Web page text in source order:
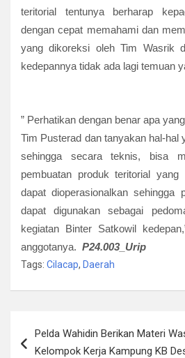
teritorial tentunya berharap
dengan cepat memahami dan
yang dikoreksi oleh Tim Wasrik
kedepannya tidak ada lagi temuan
” Perhatikan dengan benar apa
Tim Pusterad dan tanyakan hal-hal
sehingga secara teknis, bisa
pembuatan produk teritorial
dapat dioperasionalkan sehingga
dapat digunakan sebagai
kegiatan Binter Satkowil
anggotanya. P24.003_Urip
Tags: Cilacap, Daerah
posPelda Wahidin Berikan Materi
Kelompok Kerja Kampung KB